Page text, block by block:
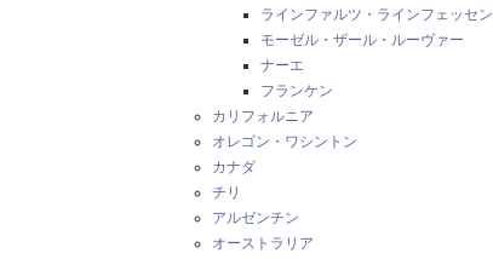
ラインファルツ・ラインフェッセン
モーゼル・ザール・ルーヴァー
ナーエ
フランケン
カリフォルニア
オレゴン・ワシントン
カナダ
チリ
アルゼンチン
オーストラリア